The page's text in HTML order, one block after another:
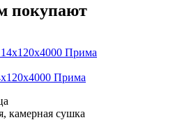
покупают
Прима
камерная сушка